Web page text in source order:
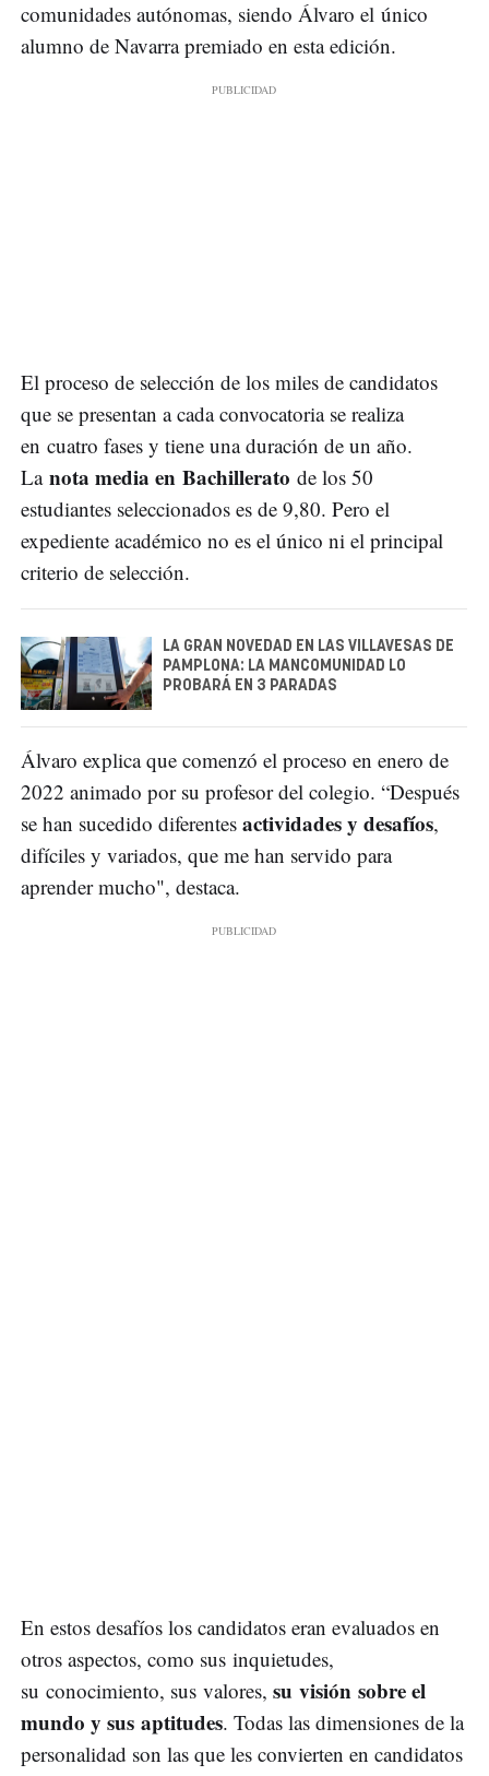
comunidades autónomas, siendo Álvaro el único
alumno de Navarra premiado en esta edición.
El proceso de selección de los miles de candidatos
que se presentan a cada convocatoria se realiza
en cuatro fases y tiene una duración de un año.
Lanota media en Bachillerato de los 50
estudiantes seleccionados es de 9,80. Pero el
expediente académico no es el único ni el principal
criterio de selección.
LA GRAN NOVEDAD EN LAS VILLAVESAS DE
PAMPLONA: LA MANCOMUNIDAD LO
PROBARÁ EN 3 PARADAS
Álvaro explica que comenzó el proceso en enero de
2022 animado por su profesor del colegio. “Después
se han sucedido diferentes actividades y desafíos,
difíciles y variados, que me han servido para
aprender mucho", destaca.
En estos desafíos los candidatos eran evaluados en
otros aspectos, como sus inquietudes,
su conocimiento, sus valores, su visión sobre el
mundo y sus aptitudes. Todas las dimensiones de la
personalidad son las que les convierten en candidatos